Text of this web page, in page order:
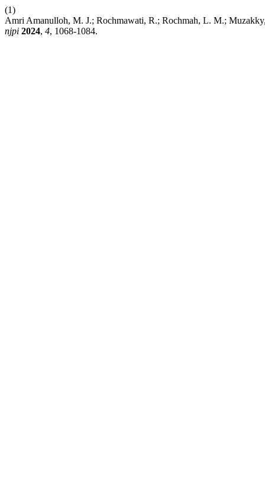
(1)
Amri Amanulloh, M. J.; Rochmawati, R.; Rochmah, L. M.;
njpi 2024, 4, 1068-1084.